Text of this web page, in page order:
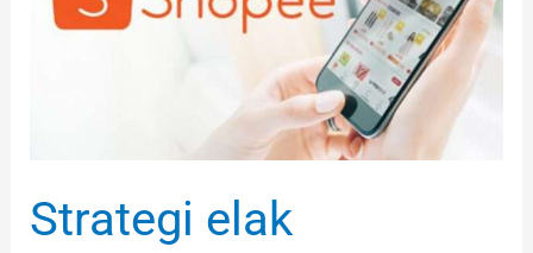
Strategi elak
dan